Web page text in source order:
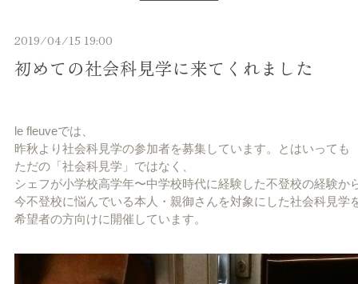
初めての社会科見学に来てくれました
2019/04/15 19:00
le fleuveでは、
昨秋より社会科見学の参加者を募集しています。とはいっても
ただの「社会科見学」ではなく、
シェフが小学校高学年〜中学校時代に経験した不登校の経験か
今不登校に悩んでいる本人・親御さんを対象にした社会科見学
希望者の方向けに開催しています。